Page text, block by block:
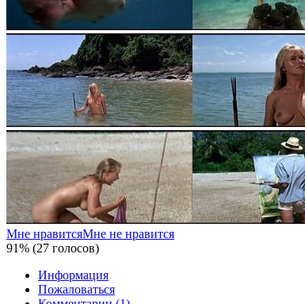
Мне нравитсяМне не нравится
91% (27 голосов)
Информация
Пожаловаться